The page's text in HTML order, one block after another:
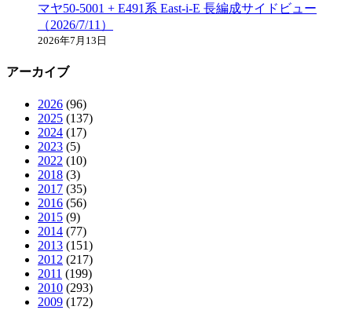
マヤ50-5001 + E491系 East-i-E 長編成サイドビュー
（2026/7/11）
2026年7月13日
アーカイブ
2026 (96)
2025 (137)
2024 (17)
2023 (5)
2022 (10)
2018 (3)
2017 (35)
2016 (56)
2015 (9)
2014 (77)
2013 (151)
2012 (217)
2011 (199)
2010 (293)
2009 (172)